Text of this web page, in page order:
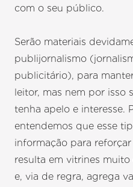
com o seu público.
Serão materiais
publijornalismo
publicitário), para
leitor, mas nem por isso
tenha apelo e interesse.
entendemos que esse
informação para
resulta em vitrines muito
e, via de regra, agrega